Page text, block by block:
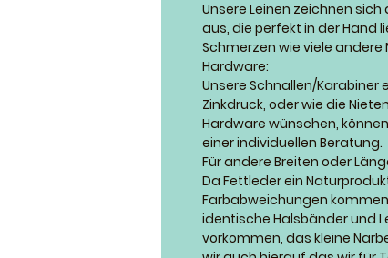
Unsere Leinen zeichnen
aus, die perfekt in der Hand
Schmerzen wie viele andere
Hardware:
Unsere Schnallen/Karabiner
Zinkdruck, oder wie die
Hardware wünschen,
einer individuellen Beratung.
Für andere Breiten oder
Da Fettleder ein
Farbabweichungen
identische Halsbänder und
vorkommen, das kleine